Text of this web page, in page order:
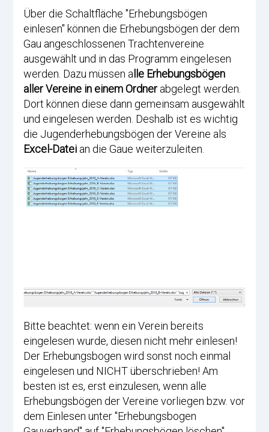
Über die Schaltfläche "Erhebungsbögen
einlesen" können die Erhebungsbögen der dem
Gau angeschlossenen Trachtenvereine
ausgewählt und in das Programm eingelesen
werden. Dazu müssen alle Erhebungsbögen
aller Vereine in einem Ordner abgelegt werden.
Dort können diese dann gemeinsam ausgewählt
und eingelesen werden. Deshalb ist es wichtig
die Jugenderhebungsbögen der Vereine als
Excel-Datei an die Gaue weiterzuleiten.
Bitte beachtet: wenn ein Verein bereits
eingelesen wurde, diesen nicht mehr einlesen!
Der Erhebungsbogen wird sonst noch einmal
eingelesen und NICHT überschrieben! Am
besten ist es, erst einzulesen, wenn alle
Erhebungsbögen der Vereine vorliegen bzw. vor
dem Einlesen unter "Erhebungsbogen